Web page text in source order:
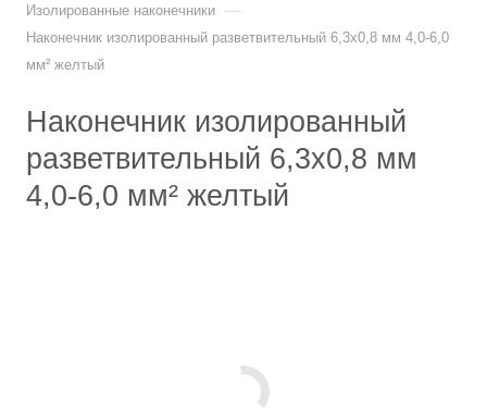
Изолированные наконечники —
Наконечник изолированный разветвительный 6,3х0,8 мм 4,0-6,0
мм² желтый
Наконечник изолированный
разветвительный 6,3х0,8 мм
4,0-6,0 мм² желтый